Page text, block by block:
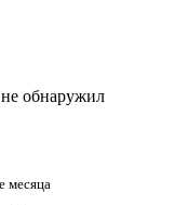
обнаружил
месяца